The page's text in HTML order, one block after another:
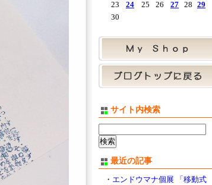
23
24 25 26 27 28
29
30
サイト内検索
最近の記事
・ エンドウマナ個展 「移動式